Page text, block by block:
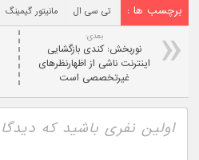
برچسب ها : تی سی ال مانیتور گیمینگ
بعدی:
نوربخش: کندی بازگشایی
اینترنت ناشی از اظهارنظرهای
غیرتخصصی است